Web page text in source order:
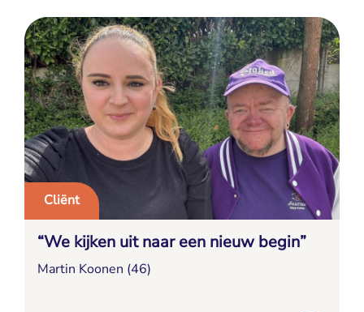
Cliënt
“We kijken uit naar een nieuw begin”
Martin Koonen (46)